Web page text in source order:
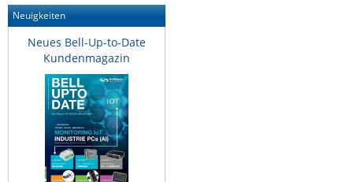
Neuigkeiten
Neues Bell-Up-to-Date
Kundenmagazin